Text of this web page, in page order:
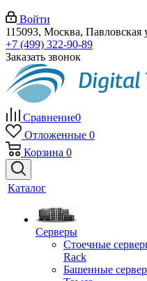
Войти
115093, Москва, Павловская
+7 (499) 322-90-89
Заказать звонок
Сравнение0
Отложенные 0
Корзина 0
Каталог
Серверы
Стоечные
Rack
Башенные